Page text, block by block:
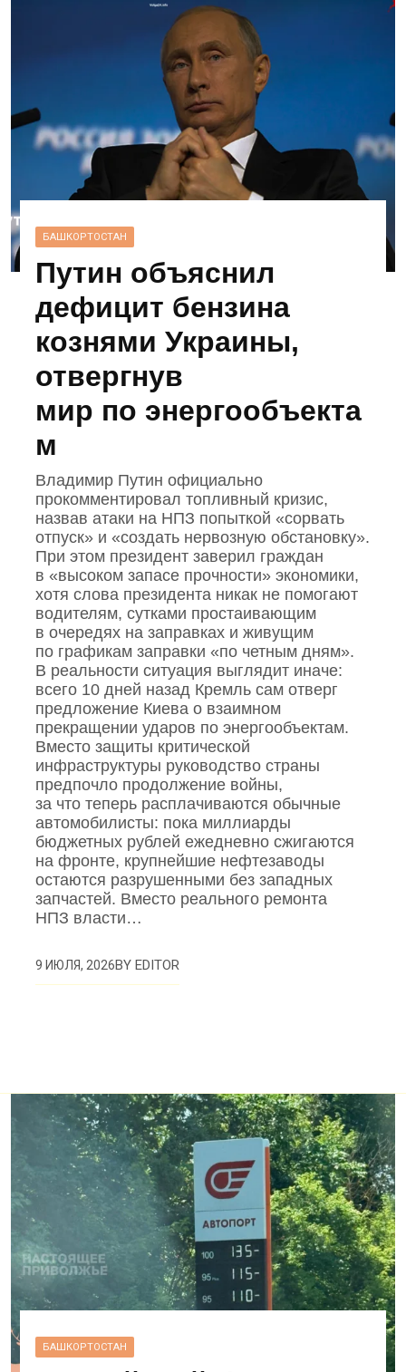
БАШКОРТОСТАН
Путин объяснил
дефицит бензина
кознями Украины,
отвергнув
мир по энергообъекта
м
Владимир Путин официально
прокомментировал топливный кризис,
назвав атаки на НПЗ попыткой «сорвать
отпуск» и «создать нервозную обстановку».
При этом президент заверил граждан
в «высоком запасе прочности» экономики,
хотя слова президента никак не помогают
водителям, сутками простаивающим
в очередях на заправках и живущим
по графикам заправки «по четным дням».
В реальности ситуация выглядит иначе:
всего 10 дней назад Кремль сам отверг
предложение Киева о взаимном
прекращении ударов по энергообъектам.
Вместо защиты критической
инфраструктуры руководство страны
предпочло продолжение войны,
за что теперь расплачиваются обычные
автомобилисты: пока миллиарды
бюджетных рублей ежедневно сжигаются
на фронте, крупнейшие нефтезаводы
остаются разрушенными без западных
запчастей. Вместо реального ремонта
НПЗ власти…
9 ИЮЛЯ, 2026BYEDITOR
БАШКОРТОСТАН